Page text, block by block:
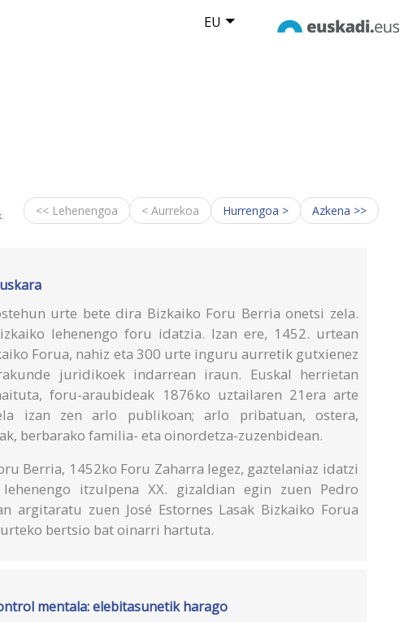
EU
<< Lehenengoa < Aurrekoa Hurrengoa > Azkena >>
urte bete dira Bizkaiko Foru Berria onetsi zela.
lehenengo foru idatzia. Izan ere, 1452. urtean
Forua, nahiz eta 300 urte inguru aurretik gutxienez
juridikoek indarrean iraun. Euskal herrietan
foru-araubideak 1876ko uztailaren 21era arte
izan zen arlo publikoan; arlo pribatuan, ostera,
berbarako familia- eta oinordetza-zuzenbidean.
Berria, 1452ko Foru Zaharra legez, gaztelaniaz idatzi
itzulpena XX. gizaldian egin zuen Pedro
argitaratu zuen José Estornes Lasak Bizkaiko Forua
bertsio bat oinarri hartuta.
mentala: elebitasunetik harago